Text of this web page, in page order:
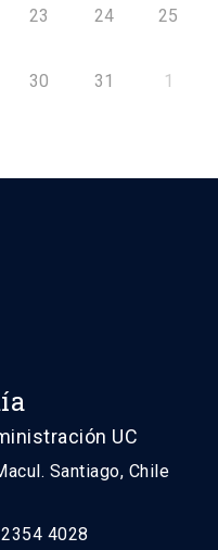
23 24 25
30 31 1
UC
Santiago, Chile
4028